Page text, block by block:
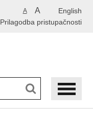
English
A A
Prilagodba pristupačnosti